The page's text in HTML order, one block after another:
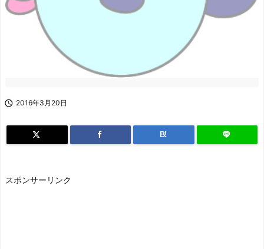
 2016年3月20日
B!
スポンサーリンク